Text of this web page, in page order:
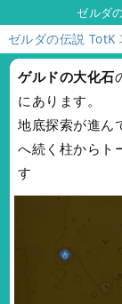
ゼルダ
ゼルダの伝説 TotK
ゲルドの大化石
にあります。
地底探索が進ん
へ続く柱からト
す